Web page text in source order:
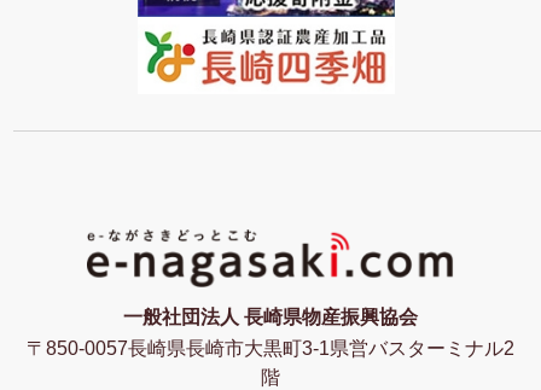
一般社団法人 長崎県物産振興協会
〒850-0057長崎県長崎市大黒町3-1県営バスターミナル2
階